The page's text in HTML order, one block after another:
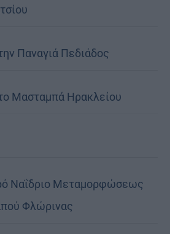
Παναγιά Πεδιάδος
Μασταμπά Ηρακλείου
Ναΐδριο Μεταμορφώσεως
Φλώρινας